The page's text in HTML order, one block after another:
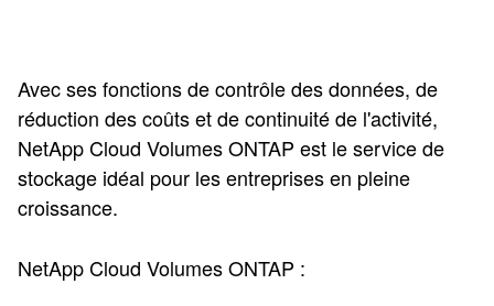
Avec ses fonctions de contrôle des données, de
réduction des coûts et de continuité de l'activité,
NetApp Cloud Volumes ONTAP est le service de
stockage idéal pour les entreprises en pleine
croissance.
NetApp Cloud Volumes ONTAP :